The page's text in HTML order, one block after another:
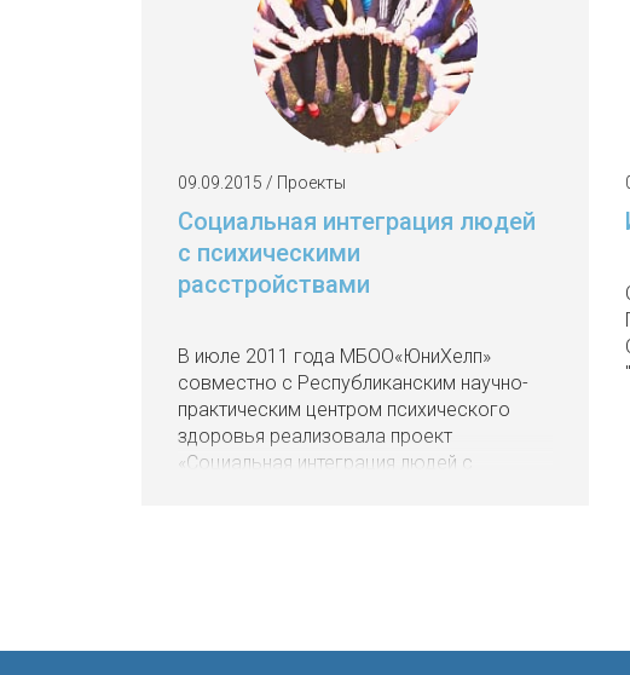
09.09.2015 / Проекты
Социальная интеграция людей
с психическими
расстройствами
В июле 2011 года МБОО«ЮниХелп»
совместно с Республиканским научно-
практическим центром психического
здоровья реализовала проект
«Социальная интеграция людей с